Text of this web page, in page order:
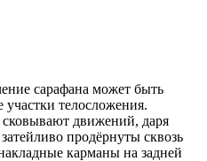
сарафана может быть
телосложения.
движений, даря
продёрнуты сквозь
карманы на задней